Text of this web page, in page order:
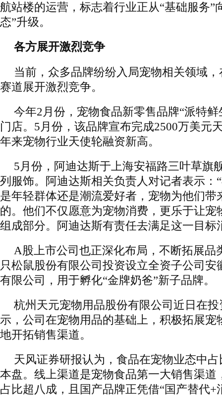
航站楼的运营，标志着行业正从“基础服务”
态”升级。
各方展开激烈竞争
当前，众多品牌纷纷入局宠物相关领域
赛道展开激烈竞争。
今年2月份，宠物食品新零售品牌“派特
门店。5月份，该品牌宣布完成2500万美元
年来宠物行业天使轮融资新高。
5月份，阿迪达斯于上海安福路三叶草旗
列服饰。阿迪达斯相关负责人对记者表示：
是年轻群体还是潮流爱好者，宠物为他们带
的。他们不仅愿意为宠物消费，更乐于让宠
组成部分。阿迪达斯有责任去满足这一目标
A股上市公司也正深化布局，不断拓展品
只松鼠股份有限公司投资设立全资子公司安
有限公司，用于孵化“金牌奶爸”新子品牌。
杭州天元宠物用品股份有限公司近日在
示，公司在宠物用品的基础上，积极拓展宠
地开拓销售渠道。
天风证券研报认为，食品在宠物业态中
本盘。线上渠道是宠物食品第一大销售渠道
占比超八成，且国产品牌正凭借“国产替代+